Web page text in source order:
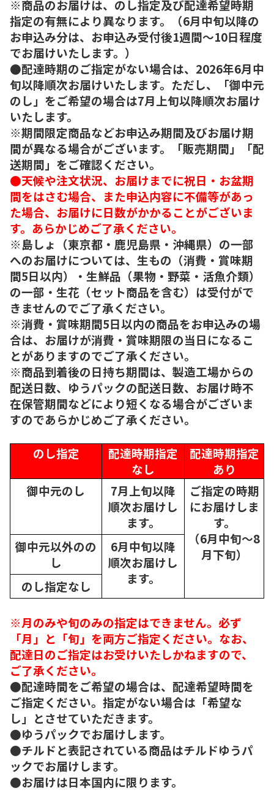
※商品のお届けは、のし指定及び配達希望時期
指定の有無により異なります。（6月中旬以降の
お申込み分は、お申込み受付後1週間～10日程度
でお届けいたします。）
●配達時期のご指定がない場合は、2026年6月中
旬以降順次お届けいたします。ただし、「御中元
のし」をご希望の場合は7月上旬以降順次お届け
いたします。
※期間限定商品などお申込み期間及びお届け期
間が異なる場合がございます。「販売期間」「配
送期間」をご確認ください。
●天候や注文状況、お届けまでに祝日・お盆期
間をはさむ場合、また申込内容に不備等があっ
た場合、お届けに日数がかかることがございま
す。あらかじめご了承ください。
※島しょ（東京都・鹿児島県・沖縄県）の一部
へのお届けについては、生もの（消費・賞味期
間5日以内）・生鮮品（果物・野菜・活魚介類）
の一部・生花（セット商品を含む）は受付がで
きませんのでご了承ください。
※消費・賞味期間5日以内の商品をお申込みの場
合は、お届けが消費・賞味期限の当日になるこ
とがありますのでご了承ください。
※商品到着後の日持ち期間は、製造工場からの
配送日数、ゆうパックの配送日数、お届け時不
在保管期間などにより短くなる場合がございま
すのであらかじめご了承ください。
のし指定
配達時期指定
なし
配達時期指定
あり
御中元のし
7月上旬以降
順次お届けし
ます。
ご指定の時期
にお届けしま
す。
（6月中旬～8
月下旬）
御中元以外のの
し
6月中旬以降
順次お届けし
ます。
のし指定なし
※月のみや旬のみの指定はできません。必ず
「月」と「旬」を両方ご指定ください。なお、
配達日のご指定はお受けいたしかねますので、
ご了承ください。
●配達時間をご希望の場合は、配達希望時間を
ご指定ください。指定がない場合は「希望な
し」とさせていただきます。
●ゆうパックでお届けします。
●チルドと表記されている商品はチルドゆうパ
ックでお届けします。
●お届けは日本国内に限ります。